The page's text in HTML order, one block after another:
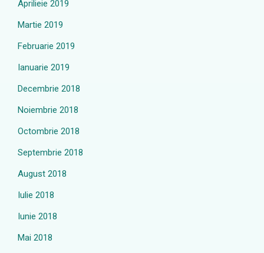
Aprilieie 2019
Martie 2019
Februarie 2019
Ianuarie 2019
Decembrie 2018
Noiembrie 2018
Octombrie 2018
Septembrie 2018
August 2018
Iulie 2018
Iunie 2018
Mai 2018